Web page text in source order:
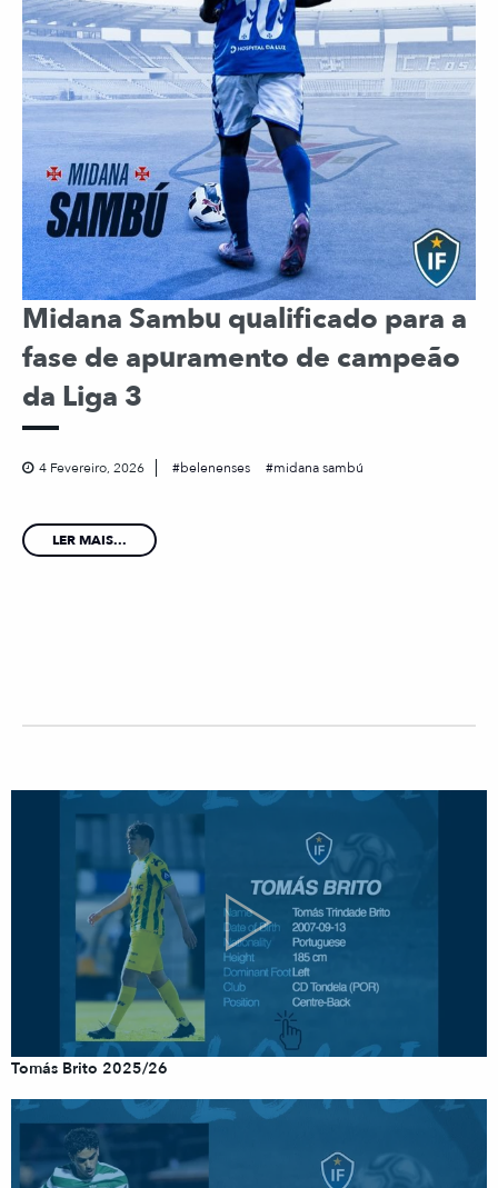
Midana Sambu qualificado para a
fase de apuramento de campeão
da Liga 3
4 Fevereiro, 2026 belenenses midana sambú
LER MAIS...
Tomás Brito 2025/26